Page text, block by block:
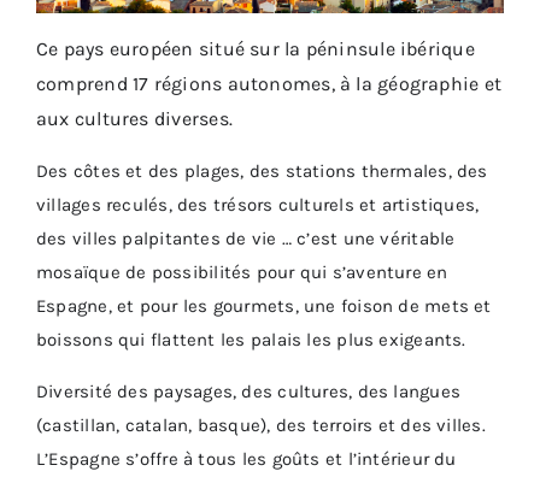
Ce pays européen situé sur la péninsule ibérique
comprend 17 régions autonomes, à la géographie et
aux cultures diverses.
Des côtes et des plages, des stations thermales, des
villages reculés, des trésors culturels et artistiques,
des villes palpitantes de vie … c’est une véritable
mosaïque de possibilités pour qui s’aventure en
Espagne, et pour les gourmets, une foison de mets et
boissons qui flattent les palais les plus exigeants.
Diversité des paysages, des cultures, des langues
(castillan, catalan, basque), des terroirs et des villes.
L’Espagne s’offre à tous les goûts et l’intérieur du